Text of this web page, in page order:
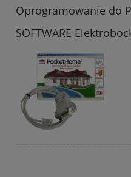
Oprogramowanie do
SOFTWARE